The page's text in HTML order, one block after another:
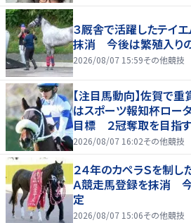
３厩舎で活躍したテイ
抹消 今後は繁殖入り
2026/08/07 15:59その他競技
【注目馬動向】佐賀で重
はスポーツ報知杯ロー
目標 ２冠奪取を目指す
2026/08/07 16:02その他競技
２４年のカペラＳを制し
Ａ競走馬登録を抹消
定
2026/08/07 15:06その他競技